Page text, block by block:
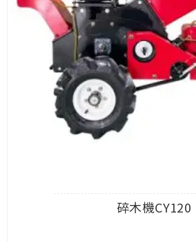
碎木機CY120